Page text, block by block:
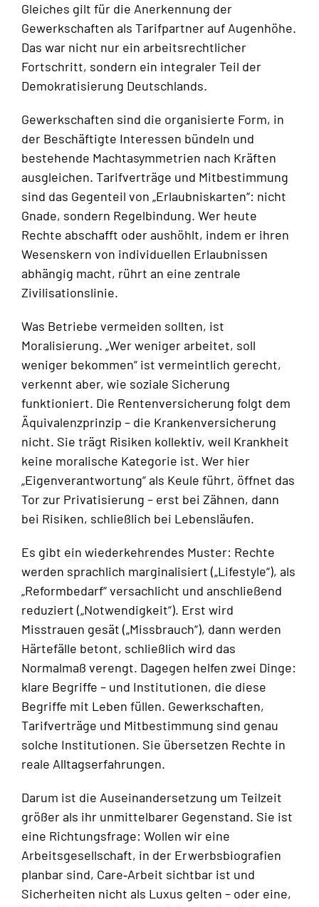
Gleiches gilt für die Anerkennung der
Gewerkschaften als Tarifpartner auf Augenhöhe.
Das war nicht nur ein arbeitsrechtlicher
Fortschritt, sondern ein integraler Teil der
Demokratisierung Deutschlands.
Gewerkschaften sind die organisierte Form, in
der Beschäftigte Interessen bündeln und
bestehende Machtasymmetrien nach Kräften
ausgleichen. Tarifverträge und Mitbestimmung
sind das Gegenteil von „Erlaubniskarten“: nicht
Gnade, sondern Regelbindung. Wer heute
Rechte abschafft oder aushöhlt, indem er ihren
Wesenskern von individuellen Erlaubnissen
abhängig macht, rührt an eine zentrale
Zivilisationslinie.
Was Betriebe vermeiden sollten, ist
Moralisierung. „Wer weniger arbeitet, soll
weniger bekommen“ ist vermeintlich gerecht,
verkennt aber, wie soziale Sicherung
funktioniert. Die Rentenversicherung folgt dem
Äquivalenzprinzip – die Krankenversicherung
nicht. Sie trägt Risiken kollektiv, weil Krankheit
keine moralische Kategorie ist. Wer hier
„Eigenverantwortung“ als Keule führt, öffnet das
Tor zur Privatisierung – erst bei Zähnen, dann
bei Risiken, schließlich bei Lebensläufen.
Es gibt ein wiederkehrendes Muster: Rechte
werden sprachlich marginalisiert („Lifestyle“), als
„Reformbedarf“ versachlicht und anschließend
reduziert („Notwendigkeit“). Erst wird
Misstrauen gesät („Missbrauch“), dann werden
Härtefälle betont, schließlich wird das
Normalmaß verengt. Dagegen helfen zwei Dinge:
klare Begriffe – und Institutionen, die diese
Begriffe mit Leben füllen. Gewerkschaften,
Tarifverträge und Mitbestimmung sind genau
solche Institutionen. Sie übersetzen Rechte in
reale Alltagserfahrungen.
Darum ist die Auseinandersetzung um Teilzeit
größer als ihr unmittelbarer Gegenstand. Sie ist
eine Richtungsfrage: Wollen wir eine
Arbeitsgesellschaft, in der Erwerbsbiografien
planbar sind, Care‑Arbeit sichtbar ist und
Sicherheiten nicht als Luxus gelten – oder eine,